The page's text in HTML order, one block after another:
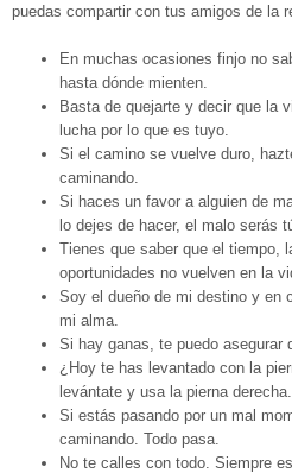
puedas compartir con tus amigos de la
En muchas ocasiones finjo no
hasta dónde mienten.
Basta de quejarte y decir que la
lucha por lo que es tuyo.
Si el camino se vuelve duro,
caminando.
Si haces un favor a alguien de
lo dejes de hacer, el malo serás
Tienes que saber que el tiempo,
oportunidades no vuelven en la
Soy el dueño de mi destino y en
mi alma.
Si hay ganas, te puedo asegurar
¿Hoy te has levantado con la
levántate y usa la pierna derecha.
Si estás pasando por un mal
caminando. Todo pasa.
No te calles con todo. Siempre